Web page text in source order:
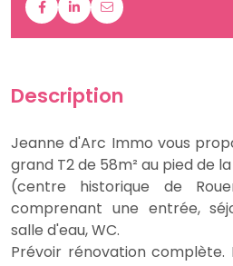
Description
Jeanne d'Arc Immo vous
grand T2 de 58m² au pied de
(centre historique de
comprenant une entrée,
salle d'eau, WC.
Prévoir rénovation